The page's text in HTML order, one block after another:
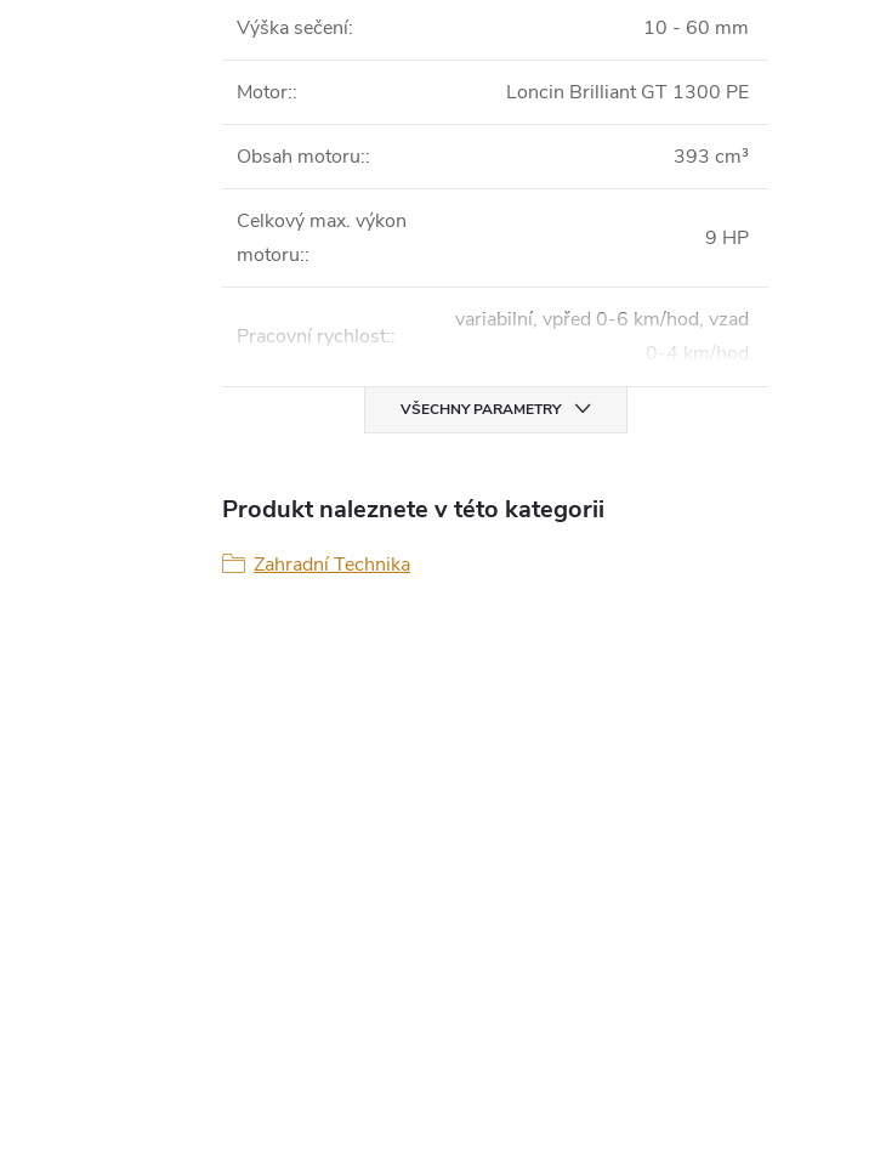
Výška sečení: 10 - 60 mm
Motor:: Loncin Brilliant GT 1300 PE
Obsah motoru:: 393 cm³
Celkový max. výkon
motoru::
9 HP
Pracovní rychlost::
variabilní, vpřed 0-6 km/hod, vzad
0-4 km/hod
VŠECHNY PARAMETRY
Produkt naleznete v této kategorii
Zahradní Technika